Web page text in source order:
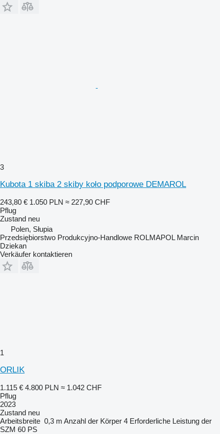
3
Kubota 1 skiba 2 skiby koło podporowe DEMAROL
243,80 € 1.050 PLN ≈ 227,90 CHF
Pflug
Zustand neu
Polen, Słupia
Przedsiębiorstwo Produkcyjno-Handlowe ROLMAPOL Marcin
Dziekan
Verkäufer kontaktieren
1
ORLIK
1.115 € 4.800 PLN ≈ 1.042 CHF
Pflug
2023
Zustand neu
Arbeitsbreite 0,3 m Anzahl der Körper 4 Erforderliche Leistung der
SZM 60 PS